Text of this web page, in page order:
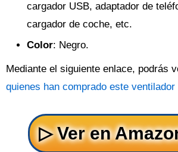
cargador USB, adaptador de
cargador de coche, etc.
Color: Negro.
Mediante el siguiente enlace, podrás
quienes han comprado este ventilador